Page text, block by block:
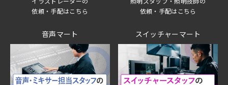
依頼・手配はこちら
依頼・手配はこちら
音声マート スイッチャーマート